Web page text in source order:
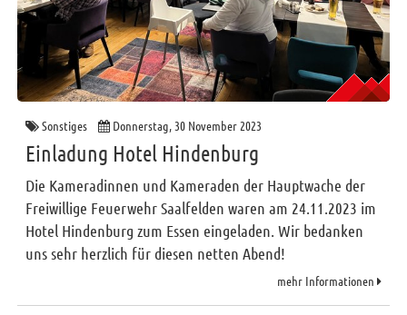
Sonstiges Donnerstag, 30 November 2023
Einladung Hotel Hindenburg
Die Kameradinnen und Kameraden der Hauptwache der
Freiwillige Feuerwehr Saalfelden waren am 24.11.2023 im
Hotel Hindenburg zum Essen eingeladen. Wir bedanken
uns sehr herzlich für diesen netten Abend!
mehr Informationen